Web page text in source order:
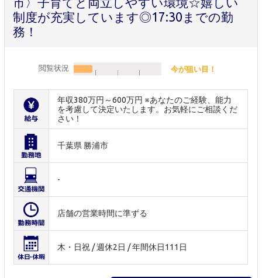
制度が充実しています◎17:30までの勤
務！
閲覧状況 今が狙い目！
年収380万円～600万円 ※あなたのご経験、能力
を考慮して決定いたします。お気軽にご相談くだ
さい！
千葉県 勝浦市
-
店舗の営業時間に準ずる
木・日祝 / 週休2日 / 年間休日111日